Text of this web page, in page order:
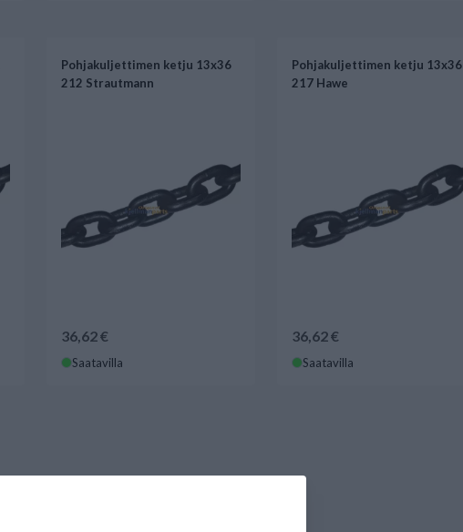
Pohjakuljettimen ketju 13x36
212 Strautmann
36,62 €
Saatavilla
Pohjakuljettimen ketju 13x36
217 Hawe
36,62 €
Saatavilla